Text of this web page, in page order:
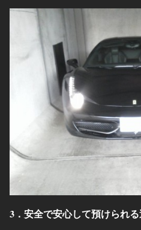
3．安全で安心して預けられ